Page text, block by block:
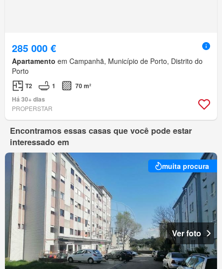
285 000 €
Apartamento em Campanhã, Município de Porto, Distrito do
Porto
T2 1
70 m²
Há 30+ dias
PROPERSTAR
Encontramos essas casas que você pode estar
interessado em
muita procura
Ver foto